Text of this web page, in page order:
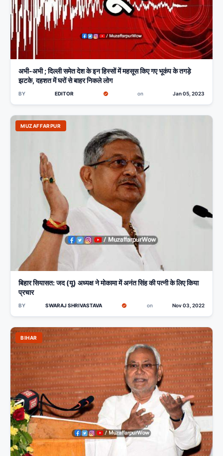
अभी-अभी ; दिल्ली समेत देश के इन हिस्सों में महसूस किए गए भूकंप के तगड़े
झटके, दहशत में घरों से बाहर निकले लोग
BY EDITOR on Jan 05, 2023
MUZAFFARPUR
बिहार सियासत: जद (यू) अध्यक्ष ने मोकामा में अनंत सिंह की पत्नी के लिए किया
प्रचार
BY SWARAJ SHRIVASTAVA on Nov 03, 2022
BIHAR